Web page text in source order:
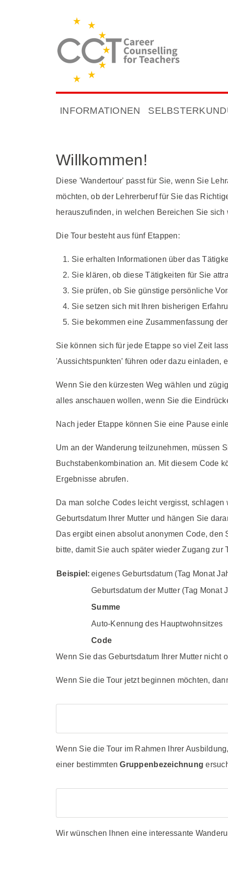
INFORMATIONEN
Willkommen!
Diese 'Wandertour' passt für Sie, wenn Sie
möchten, ob der Lehrerberuf für Sie das
herauszufinden, in welchen Bereichen Sie
Die Tour besteht aus fünf Etappen:
Sie erhalten Informationen über das
Sie klären, ob diese Tätigkeiten für Sie
Sie prüfen, ob Sie günstige persönliche
Sie setzen sich mit Ihren bisherigen
Sie bekommen eine Zusammenfassung
Sie können sich für jede Etappe so viel Zeit
'Aussichtspunkten’ führen oder dazu einladen,
Wenn Sie den kürzesten Weg wählen und
alles anschauen wollen, wenn Sie die
Nach jeder Etappe können Sie eine Pause
Um an der Wanderung teilzunehmen, müssen
Buchstabenkombination an. Mit diesem Code
Ergebnisse abrufen.
Da man solche Codes leicht vergisst,
Geburtsdatum Ihrer Mutter und hängen Sie
Das ergibt einen absolut anonymen Code,
bitte, damit Sie auch später wieder Zugang zur
Beispiel: eigenes Geburtsdatum (Tag Monat
Geburtsdatum der Mutter (Tag Monat
Summe
Auto-Kennung des Hauptwohnsitzes
Code
Wenn Sie das Geburtsdatum Ihrer Mutter nicht
Wenn Sie die Tour jetzt beginnen möchten,
Wenn Sie die Tour im Rahmen Ihrer
einer bestimmtenGruppenbezeichnung
Wir wünschen Ihnen eine interessante